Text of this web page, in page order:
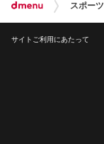
スポーツ
サイトご利用にあたって